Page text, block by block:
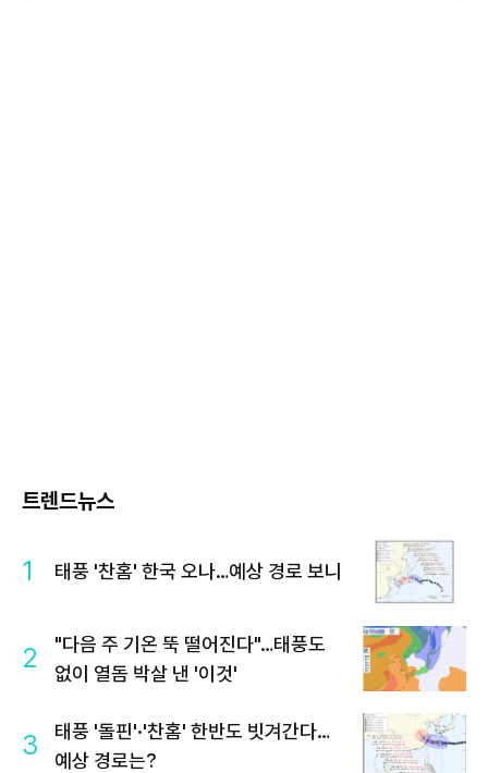
트렌드뉴스
1 태풍 '찬홈' 한국 오나…예상 경로 보니
2
"다음 주 기온 뚝 떨어진다"…태풍도
없이 열돔 박살 낸 '이것'
3
태풍 '돌핀'·'찬홈' 한반도 빗겨간다…
예상 경로는?